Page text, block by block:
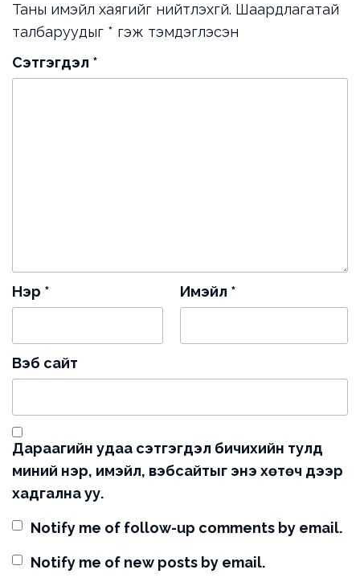
Таны имэйл хаягийг нийтлэхгүй. Шаардлагатай
талбаруудыг * гэж тэмдэглэсэн
Сэтгэгдэл *
Нэр * Имэйл *
Вэб сайт
Дараагийн удаа сэтгэгдэл бичихийн тулд
миний нэр, имэйл, вэбсайтыг энэ хөтөч дээр
хадгална уу.
Notify me of follow-up comments by email.
Notify me of new posts by email.